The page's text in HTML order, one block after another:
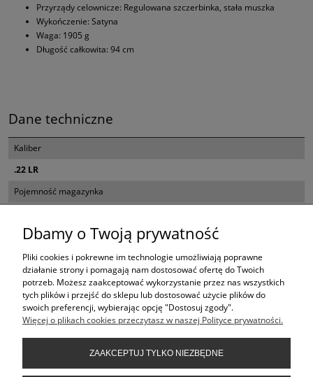
Przyrządy celownicze: Regulowana szczerbinka, stała muszka
Wykończenie: Satyna
Waga: 1905 g
Długość całkowita: 94 cm
Dane techniczne
Kaliber
.22 LR
Pojemność magazynka
Długość lufy
18,5"
Waga
1,905 kg
KONTAKT
Dbamy o Twoją prywatność
Pliki cookies i pokrewne im technologie umożliwiają poprawne
działanie strony i pomagają nam dostosować ofertę do Twoich
potrzeb. Możesz zaakceptować wykorzystanie przez nas wszystkich
tych plików i przejść do sklepu lub dostosować użycie plików do
swoich preferencji, wybierając opcję "Dostosuj zgody".
Więcej o plikach cookies przeczytasz w naszej Polityce prywatności.
ZAAKCEPTUJ TYLKO NIEZBĘDNE